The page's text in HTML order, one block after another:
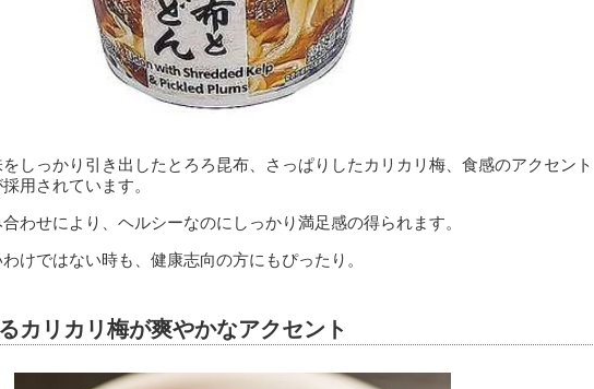
しっかり引き出したとろろ昆布、さっぱりしたカリカリ梅、食感のアクセント
用されています。
わせにより、ヘルシーなのにしっかり満足感の得られます。
けではない時も、健康志向の方にもぴったり。
カリカリ梅が爽やかなアクセント